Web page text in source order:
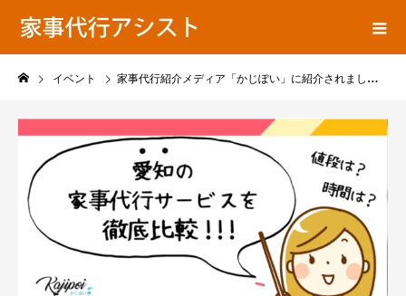
EVENT
ここに説明を入力します。
イベント 家事代行紹介メディア「かじぽい」に紹介されました。